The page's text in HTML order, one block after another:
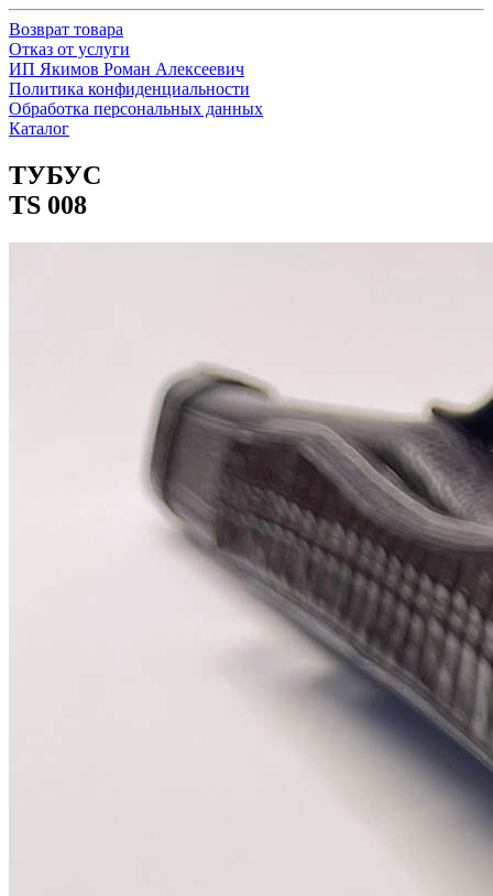
Возврат товара
Отказ от услуги
ИП Якимов Роман Алексеевич
Политика конфиденциальности
Обработка персональных данных
Каталог
ТУБУС
TS 008